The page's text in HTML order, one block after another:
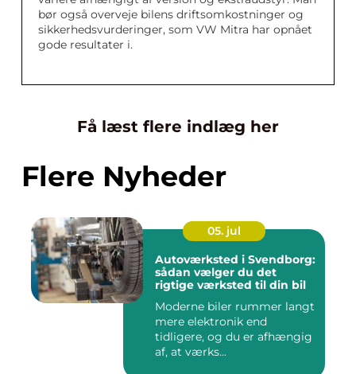
bør også overveje bilens driftsomkostninger og
sikkerhedsvurderinger, som VW Mitra har opnået
gode resultater i.
Få læst flere indlæg her
Flere Nyheder
05. jul
Autoværksted i Svendborg:
sådan vælger du det
rigtige værksted til din bil
Moderne biler rummer langt
mere elektronik end
tidligere, og du er afhængig
af, at værks...